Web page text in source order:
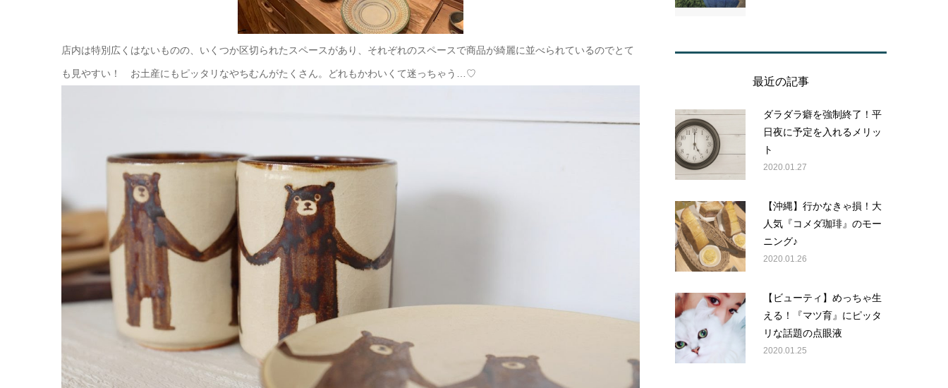
店内は特別広くはないものの、いくつか区切られたスペースがあり、それぞれのスペースで商品が綺麗に並べられているのでとて
も見やすい！ お土産にもピッタリなやちむんがたくさん。どれもかわいくて迷っちゃう…♡ 最近の記事
ダラダラ癖を強制終了！平
日夜に予定を入れるメリッ
ト
2020.01.27
【沖縄】行かなきゃ損！大
人気『コメダ珈琲』のモー
ニング♪
2020.01.26
【ビューティ】めっちゃ生
える！『マツ育』にピッタ
リな話題の点眼液
2020.01.25